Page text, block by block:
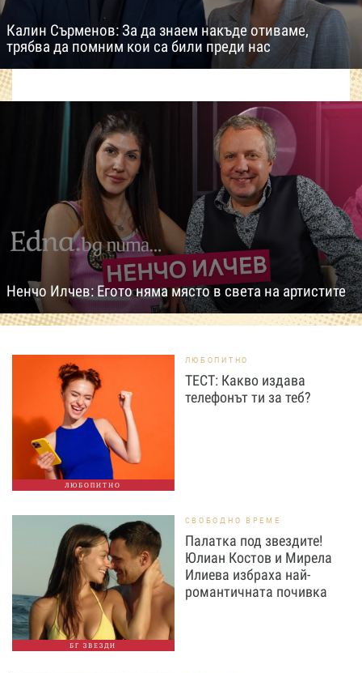
Калин Сърменов: За да знаем накъде отиваме,
трябва да помним кои са били преди нас
Ненчо Илчев: Егото няма място в света на артистите
ЛЮБОПИТНО
ЛЮБОПИТНО
ТЕСТ: Какво издава
телефонът ти за теб?
БГ ЗВЕЗДИ
СВОБОДНО ВРЕМЕ
Палатка под звездите!
Юлиан Костов и Мирела
Илиева избраха най-
романтичната почивка